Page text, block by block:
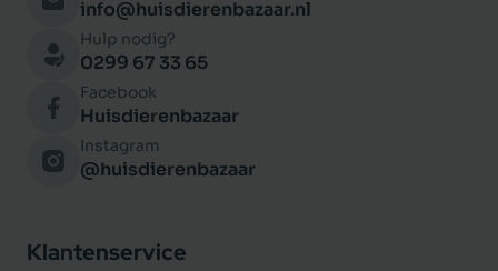
info@huisdierenbazaar.nl
Hulp nodig?
0299 67 33 65
Facebook
Huisdierenbazaar
Instagram
@huisdierenbazaar
Klantenservice